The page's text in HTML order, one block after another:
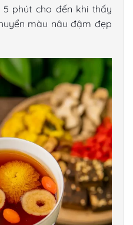
phút cho đến khi thấy
màu nâu đậm đẹp